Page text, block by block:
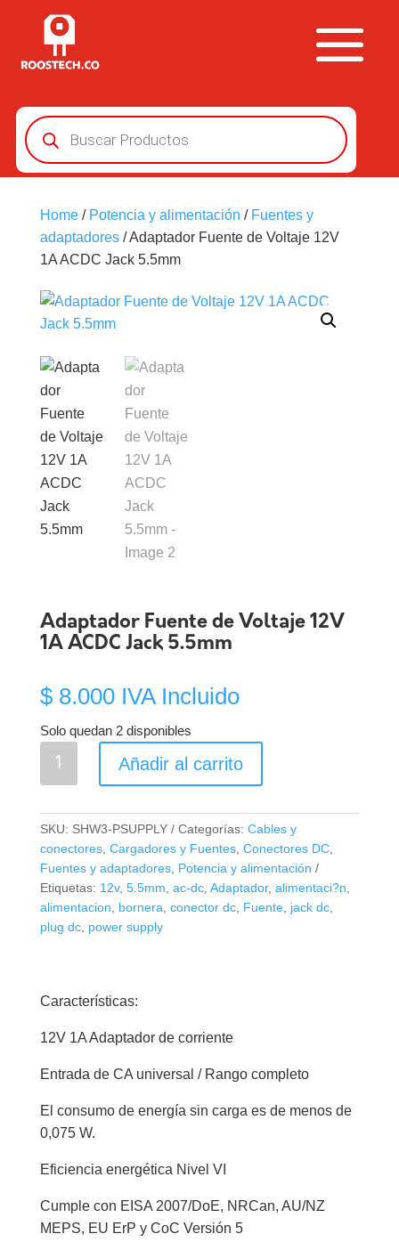
Búsqueda
de
productos
Home/ Potencia y alimentación / Fuentes y
adaptadores/ Adaptador Fuente de Voltaje 12V
1A ACDC Jack 5.5mm
Adaptador Fuente de Voltaje 12V
1A ACDC Jack 5.5mm
$8.000 IVA Incluido
Solo quedan 2 disponibles
Adaptador
Voltaje
1A
ACDC
Jack
5.5mm
Añadir al carrito
SKU: SHW3-PSUPPLY Categorías: Cables y
conectores, Cargadores y Fuentes, Conectores DC,
Fuentes y adaptadores, Potencia y alimentación
Etiquetas: 12v, 5.5mm ac-dc, Adaptador, alimentaci?n
alimentacion
bornera conector dc, Fuente, jack dc,
plug dc, power supply
Características:
12V 1A Adaptador de corriente
Entrada de CA universal / Rango completo
El consumo de energía sin carga es de menos de
0,075 W.
Eficiencia energética Nivel VI
Cumple con EISA 2007/DoE, NRCan, AU/NZ
MEPS, EU ErP y CoC Versión 5